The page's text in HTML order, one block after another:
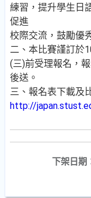
練習，提升學生日
促進
校際交流，鼓勵優
二、本比賽謹訂於
(三)前受理報名，
後送。
三、報名表下載及
http://
下架日期